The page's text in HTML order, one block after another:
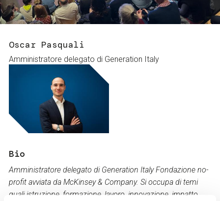
Services and accessibility
Contact us
Tickets
Oscar Pasquali
Amministratore delegato di Generation Italy
Bio
Amministratore delegato di Generation Italy Fondazione no-
profit avviata da McKinsey & Company. Si occupa di temi
quali istruzione, formazione, lavoro, innovazione, impatto